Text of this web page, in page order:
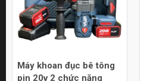
Máy khoan đục bê tông
pin 20v 2 chức năng